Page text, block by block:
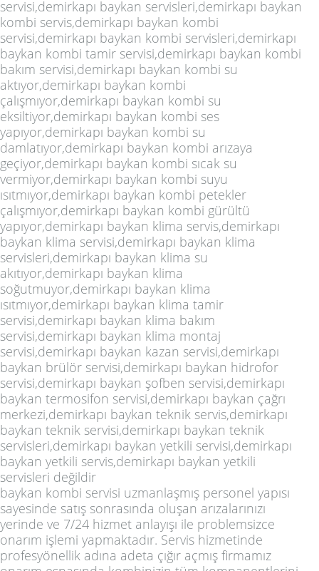
servisi,demirkapı baykan servisleri,demirkapı baykan
kombi servis,demirkapı baykan kombi
servisi,demirkapı baykan kombi servisleri,demirkapı
baykan kombi tamir servisi,demirkapı baykan kombi
bakım servisi,demirkapı baykan kombi su
aktıyor,demirkapı baykan kombi
çalışmıyor,demirkapı baykan kombi su
eksiltiyor,demirkapı baykan kombi ses
yapıyor,demirkapı baykan kombi su
damlatıyor,demirkapı baykan kombi arızaya
geçiyor,demirkapı baykan kombi sıcak su
vermiyor,demirkapı baykan kombi suyu
ısıtmıyor,demirkapı baykan kombi petekler
çalışmıyor,demirkapı baykan kombi gürültü
yapıyor,demirkapı baykan klima servis,demirkapı
baykan klima servisi,demirkapı baykan klima
servisleri,demirkapı baykan klima su
akıtıyor,demirkapı baykan klima
soğutmuyor,demirkapı baykan klima
ısıtmıyor,demirkapı baykan klima tamir
servisi,demirkapı baykan klima bakım
servisi,demirkapı baykan klima montaj
servisi,demirkapı baykan kazan servisi,demirkapı
baykan brülör servisi,demirkapı baykan hidrofor
servisi,demirkapı baykan şofben servisi,demirkapı
baykan termosifon servisi,demirkapı baykan çağrı
merkezi,demirkapı baykan teknik servis,demirkapı
baykan teknik servisi,demirkapı baykan teknik
servisleri,demirkapı baykan yetkili servisi,demirkapı
baykan yetkili servis,demirkapı baykan yetkili
servisleri değildir
baykan kombi servisi uzmanlaşmış personel yapısı
sayesinde satış sonrasında oluşan arızalarınızı
yerinde ve 7/24 hizmet anlayışı ile problemsizce
onarım işlemi yapmaktadır. Servis hizmetinde
profesyönellik adına adeta çığır açmış firmamız